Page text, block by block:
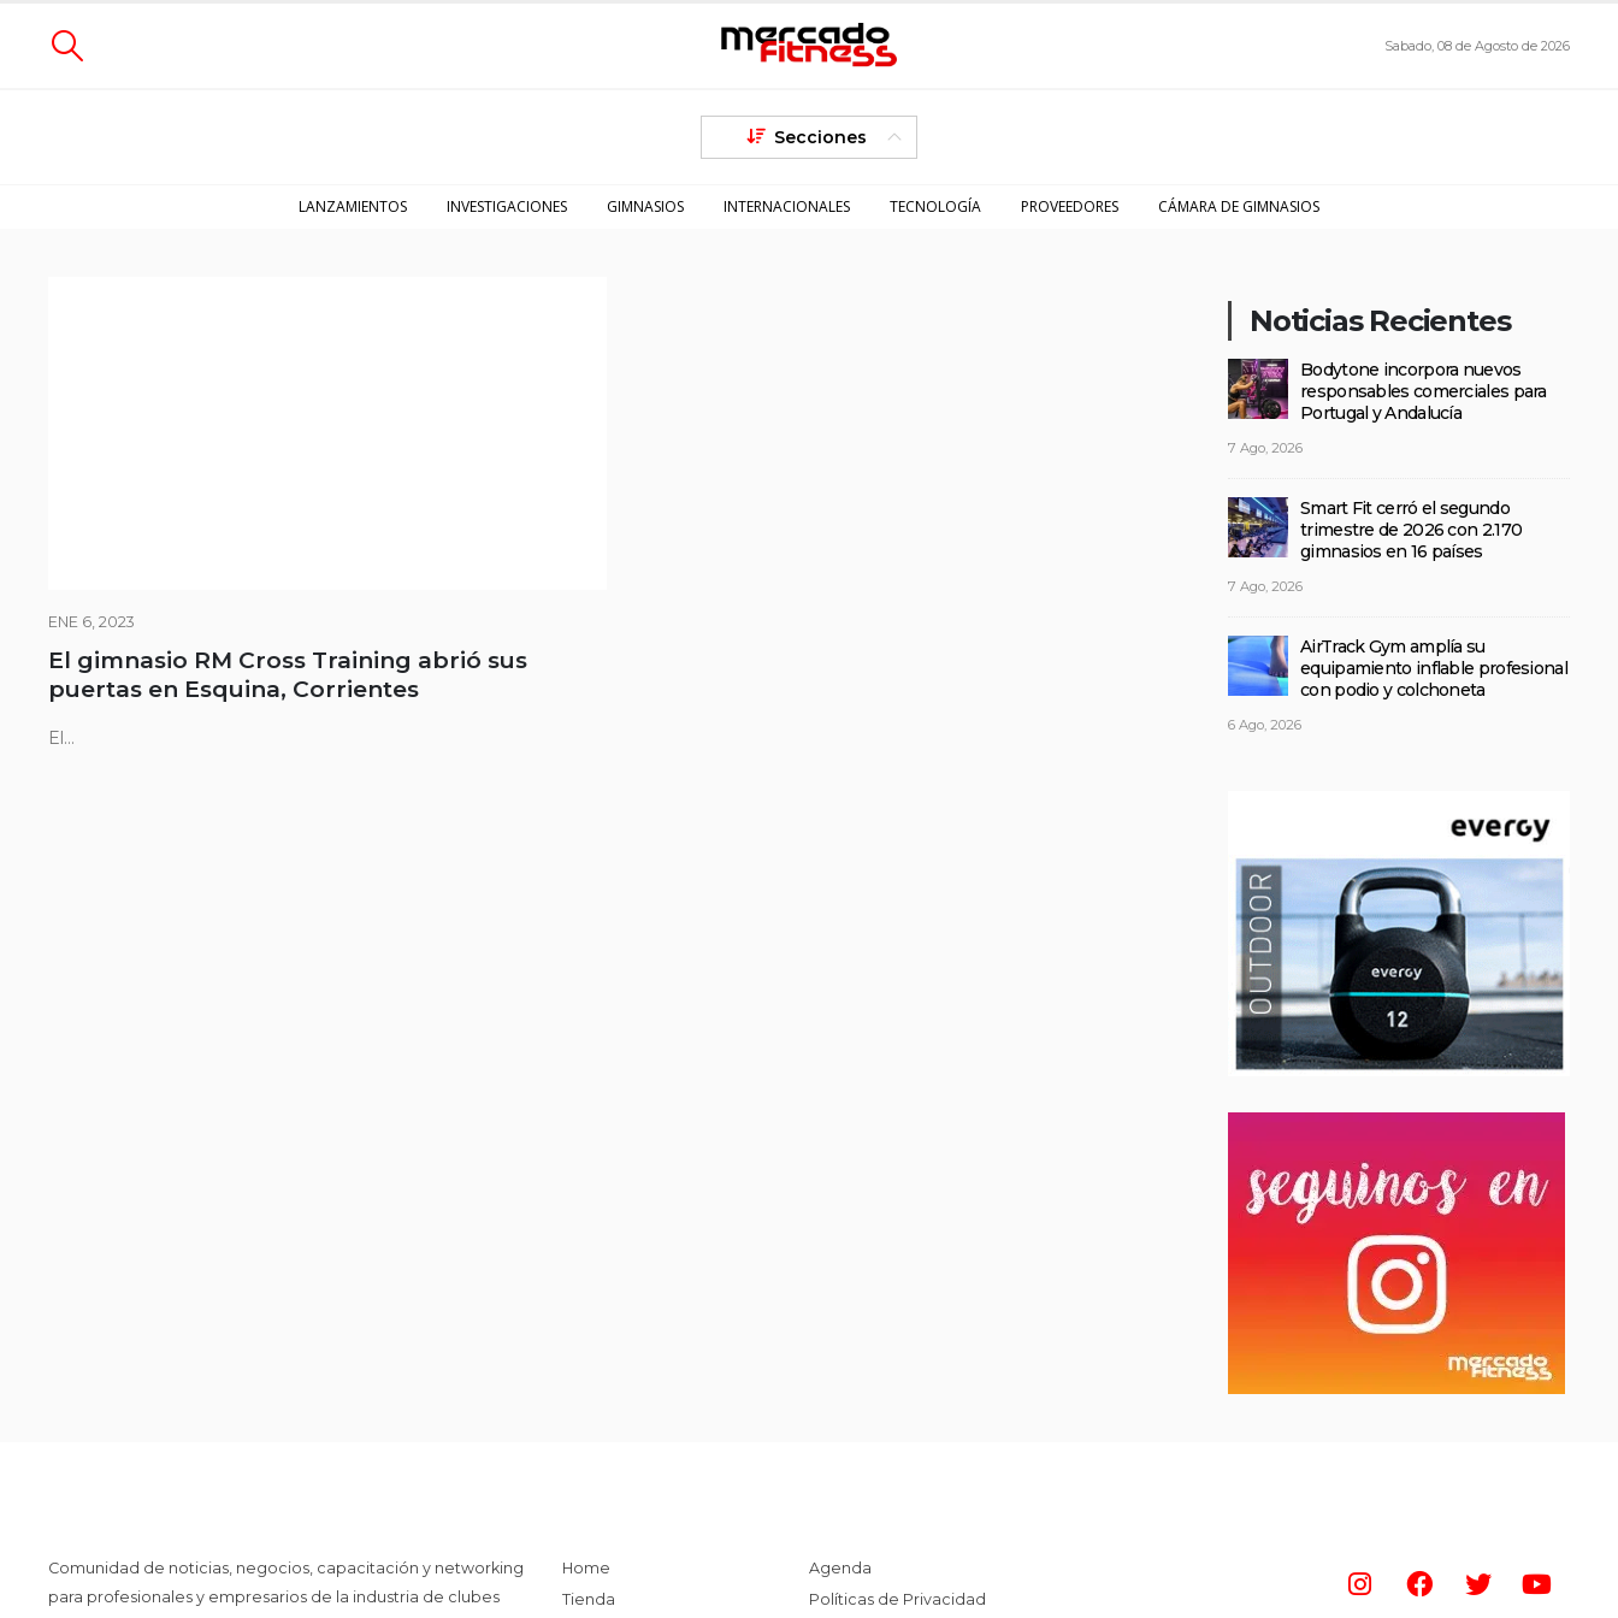
Sabado, 08 de Agosto de 2026
Secciones
LANZAMIENTOS INVESTIGACIONES GIMNASIOS INTERNACIONALES TECNOLOGÍA PROVEEDORES CÁMARA DE GIMNASIOS
ENE 6, 2023
El gimnasio RM Cross Training abrió sus
puertas en Esquina, Corrientes
El...
Noticias Recientes
Bodytone incorpora nuevos
responsables comerciales para
Portugal y Andalucía
7 Ago, 2026
Smart Fit cerró el segundo
trimestre de 2026 con 2.170
gimnasios en 16 países
7 Ago, 2026
AirTrack Gym amplía su
equipamiento inflable profesional
con podio y colchoneta
6 Ago, 2026
Comunidad de noticias, negocios, capacitación y networking
para profesionales y empresarios de la industria de clubes
Home
Tienda
Agenda
Políticas de Privacidad